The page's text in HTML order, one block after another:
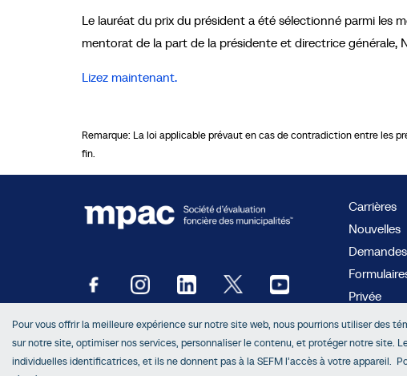
Pour vous offrir la meilleure expérience sur notre site web, nous pourrions utiliser des
sur notre site, optimiser nos services, personnaliser le contenu, et protéger notre site.
individuelles identificatrices, et ils ne donnent pas à la SEFM l’accès à votre appareil.
Le lauréat du prix du président a été sélectionné parmi les
mentorat de la part de la présidente et directrice générale,
Lizez maintenant.
Remarque: La loi applicable prévaut en cas de contradiction entre les
fin.
Carrières
Nouvelles
Privée
Accessibilité